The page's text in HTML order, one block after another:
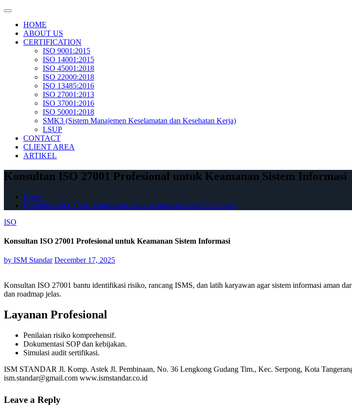
Skip
contentHOME
ABOUT US
CERTIFICATION
ISO 9001:2015
ISO 14001:2015
ISO 45001:2018
ISO 22000:2018
ISO 13485:2016
ISO 27001:2013
ISO 37001:2016
ISO 50001:2018
SMK3 (Sistem Manajemen Keselamatan dan Kesehatan Kerja)
LSUP
CONTACT
CLIENT AREA
ARTIKEL
Konsultan ISO 27001 Profesional untuk Keamanan Sistem Informasi
Home
Konsultan ISO 27001 Profesional untuk Keamanan Sistem Informasi
ISO
Konsultan ISO 27001 Profesional untuk Keamanan Sistem Informasi
by ISM Standar December 17, 2025
Konsultan ISO 27001 bantu identifikasi risiko, rancang ISMS, dan latih karyawan agar sistem informasi aman
dan roadmap jelas.
Layanan Profesional
Penilaian risiko komprehensif.
Dokumentasi SOP dan kebijakan.
Simulasi audit sertifikasi.
​ISM STANDAR Jl. Komp. Astek Jl. Pembinaan, No. 36 Lengkong Gudang Tim., Kec. Serpong, Kota
ism.standar@gmail.com www.ismstandar.co.id
Leave a Reply